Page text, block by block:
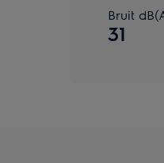
Bruit
31